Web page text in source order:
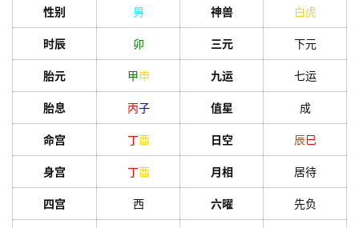
性别 男 神兽 白虎
时辰 卯 三元 下元
胎元 甲申 九运 七运
胎息 丙子 值星 成
命宫 丁酉 日空 辰巳
身宫 丁酉 月相 居待
四宫 西 六曜 先负